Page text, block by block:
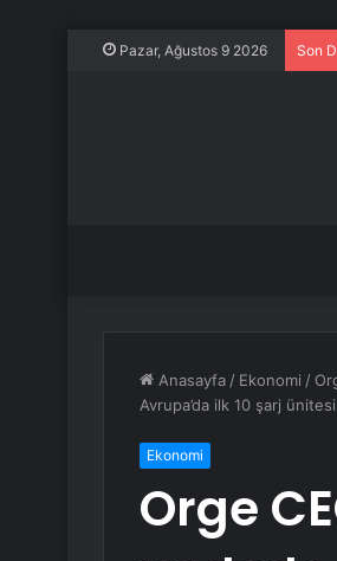
Pazar, Ağustos 9 2026 Son
Anasayfa / Ekonomi /
Avrupa’da ilk 10 şarj
Ekonomi
Orge